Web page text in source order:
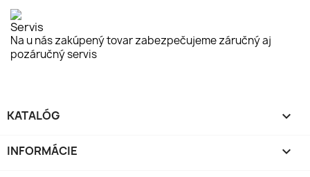
Servis
Na u nás zakúpený tovar zabezpečujeme záručný aj
pozáručný servis
KATALÓG 
INFORMÁCIE 